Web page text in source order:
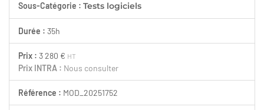
Sous-Catégorie : Tests logiciels
Durée : 35h
Prix : 3 280 € HT
Prix INTRA : Nous consulter
Référence : MOD_20251752